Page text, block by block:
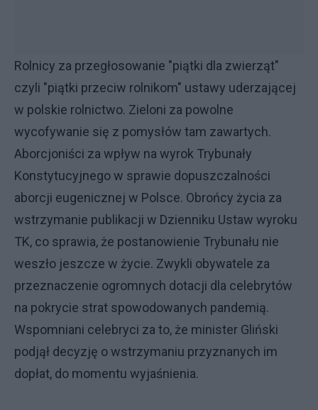
Rolnicy za przegłosowanie "piątki dla zwierząt"
czyli "piątki przeciw rolnikom" ustawy uderzającej
w polskie rolnictwo. Zieloni za powolne
wycofywanie się z pomysłów tam zawartych.
Aborcjoniści za wpływ na wyrok Trybunały
Konstytucyjnego w sprawie dopuszczalności
aborcji eugenicznej w Polsce. Obrońcy życia za
wstrzymanie publikacji w Dzienniku Ustaw wyroku
TK, co sprawia, że postanowienie Trybunału nie
weszło jeszcze w życie. Zwykli obywatele za
przeznaczenie ogromnych dotacji dla celebrytów
na pokrycie strat spowodowanych pandemią.
Wspomniani celebryci za to, że minister Gliński
podjął decyzję o wstrzymaniu przyznanych im
dopłat, do momentu wyjaśnienia.